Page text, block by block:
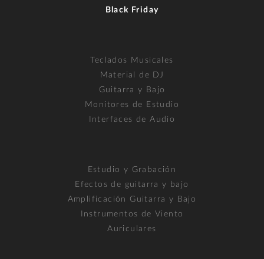
Black Friday
Teclados Musicales
Material de DJ
Guitarra y Bajo
Monitores de Estudio
Interfaces de Audio
Estudio y Grabación
Efectos de guitarra y bajo
Amplificación Guitarra y Bajo
Instrumentos de Viento
Auriculares